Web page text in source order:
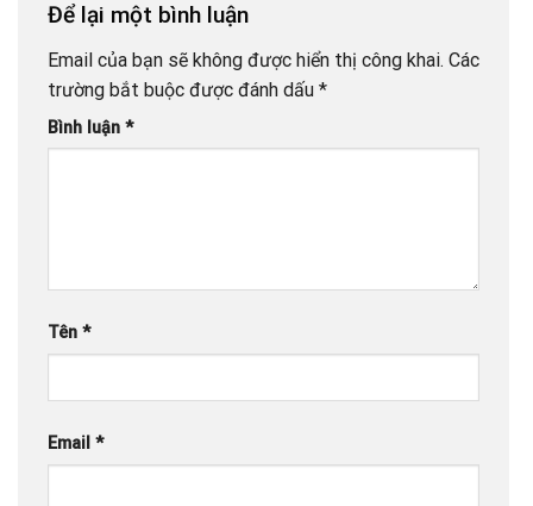
Để lại một bình luận
Email của bạn sẽ không được hiển thị công khai. Các
trường bắt buộc được đánh dấu *
Bình luận *
Tên *
Email *